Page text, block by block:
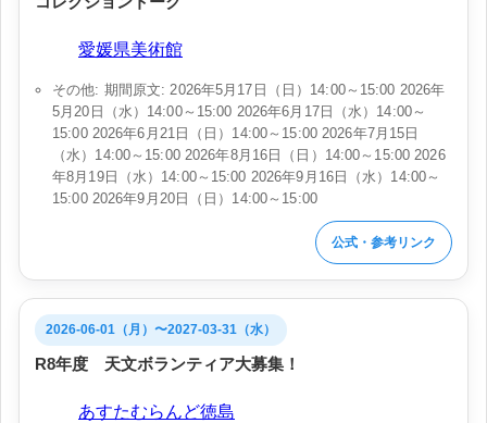
愛媛県美術館
その他: 期間原文: 2026年5月17日（日）14:00～15:00 2026年
5月20日（水）14:00～15:00 2026年6月17日（水）14:00～
15:00 2026年6月21日（日）14:00～15:00 2026年7月15日
（水）14:00～15:00 2026年8月16日（日）14:00～15:00 2026
年8月19日（水）14:00～15:00 2026年9月16日（水）14:00～
15:00 2026年9月20日（日）14:00～15:00
公式・参考リンク
2026-06-01（月）〜2027-03-31（水）
R8年度 天文ボランティア大募集！
あすたむらんど徳島